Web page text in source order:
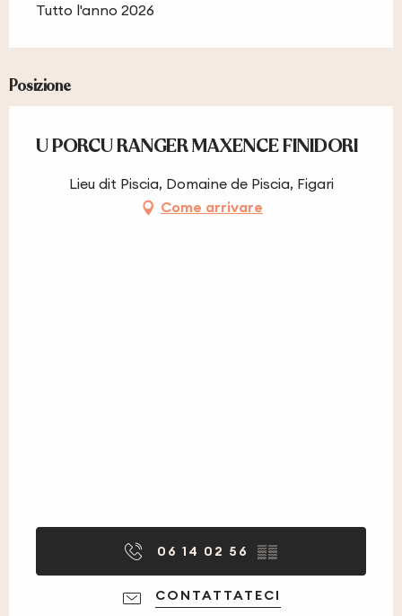
Tutto l'anno 2026
Posizione
U PORCU RANGER MAXENCE FINIDORI
Lieu dit Piscia, Domaine de Piscia, Figari
Come arrivare
06 14 02 56 ▒▒
CONTATTATECI